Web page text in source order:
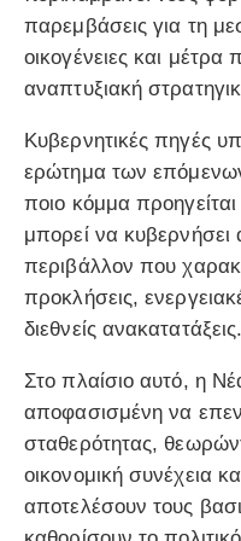
παρεμβάσεις για τη
οικογένειες και μέτρα
αναπτυξιακή
Κυβερνητικές πηγές
ερώτημα των
ποιο κόμμα
μπορεί να κυβερνήσει
περιβάλλον που
προκλήσεις,
διεθνείς ανακατατάξεις.
Στο πλαίσιο αυτό, η
αποφασισμένη να
σταθερότητας,
οικονομική συνέχεια
αποτελέσουν τους